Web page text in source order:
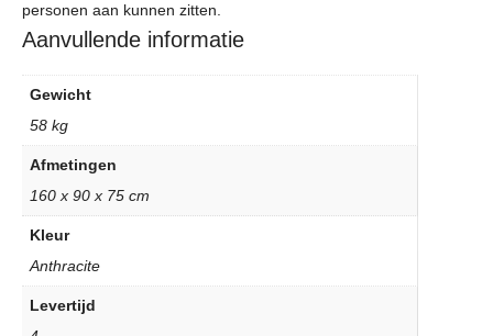
personen aan kunnen zitten.
Aanvullende informatie
Gewicht
58 kg
Afmetingen
160 x 90 x 75 cm
Kleur
Anthracite
Levertijd